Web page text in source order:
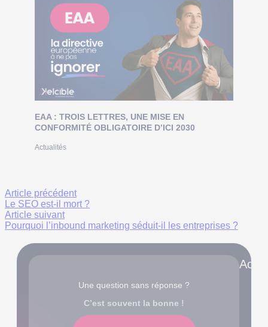
EAA : TROIS LETTRES, UNE MISE EN
CONFORMITÉ OBLIGATOIRE D’ICI 2030
Actualités
Article précédent
Le SEO est-il mort ?
Article suivant
Pourquoi l’inbound marketing séduit-il les entreprises ?
Une question sans réponse ?
C’est souvent la bonne !